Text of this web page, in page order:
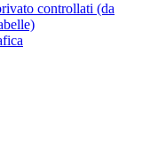
controllati (da